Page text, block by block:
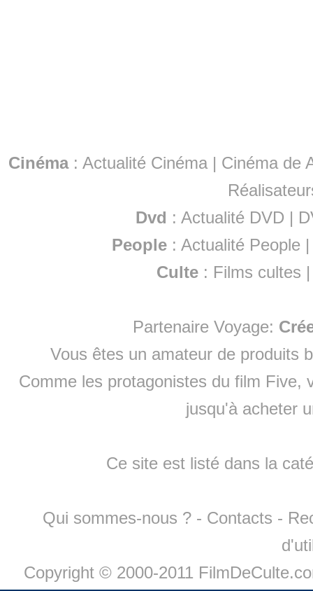
Cinéma: Actualité Cinéma | Cinéma de
Dvd : Actualité DVD |
People :Actualité People
Culte : Films cultes
Partenaire Voyage:
Vous êtes un amateur de produits
Comme les protagonistes du film Five,
jusqu'à acheter
Ce site est listé dans la
Qui sommes-nous ? - Contacts -
Copyright © 2000-2011